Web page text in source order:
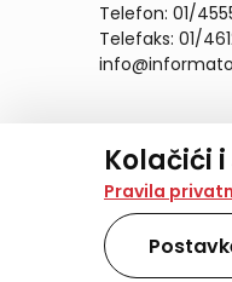
Kolačići
Na našoj web
analiziramo
također koriste
Odabirom
Pravila
Telefon: 01/
Telefaks: 01/